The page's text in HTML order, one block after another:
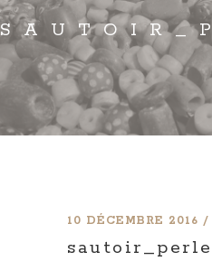
10 DÉCEMBRE 2016